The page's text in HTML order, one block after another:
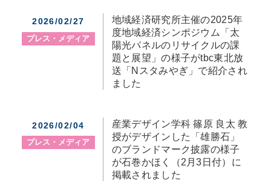
2026/02/27
プレス・メディア
地域経済研究所主催の2025年
度地域経済シンポジウム「太
陽光パネルのリサイクルの課
題と展望」の様子がtbc東北放
送「Nスタみやぎ」で紹介され
ました
2026/02/04
プレス・メディア
産業デザイン学科 篠原 良太 教
授がデザインした「雄勝石」
のブランドマーク披露の様子
が石巻かほく（2月3日付）に
掲載されました